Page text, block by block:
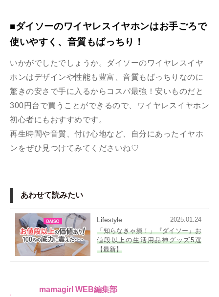
■ダイソーのワイヤレスイヤホンはお手ごろで
使いやすく、音質もばっちり！
いかがでしたでしょうか。ダイソーのワイヤレスイヤ
ホンはデザインや性能も豊富、音質もばっちりなのに
驚きの安さで手に入るからコスパ最強！安いものだと
300円台で買うことができるので、ワイヤレスイヤホン
初心者にもおすすめです。
再生時間や音質、付け心地など、自分にあったイヤホ
ンをぜひ見つけてみてくださいね♡
あわせて読みたい
Lifestyle
2025.01.24
「知らなきゃ損！」『ダイソー』お
値段以上の生活用品神グッズ5選
【最新】
mamagirl WEB編集部